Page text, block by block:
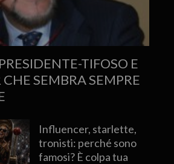
TIFOSO E
CHE SEMBRA SEMPRE
Influencer, starlette,
tronisti: perché sono
famosi? È colpa tua